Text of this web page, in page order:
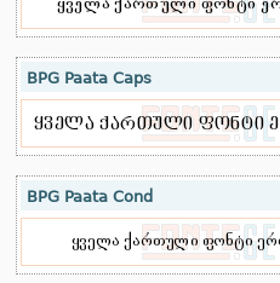
BPG Paata Caps
BPG Paata Cond